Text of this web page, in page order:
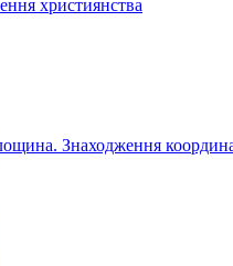
християнства
Знаходження